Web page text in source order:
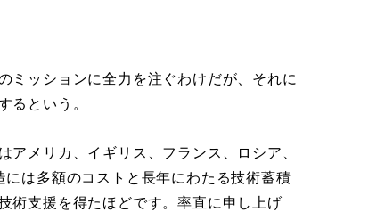
ッションに全力を注ぐわけだが、それに
るという。
アメリカ、イギリス、フランス、ロシア、
は多額のコストと長年にわたる技術蓄積
術支援を得たほどです。率直に申し上げ